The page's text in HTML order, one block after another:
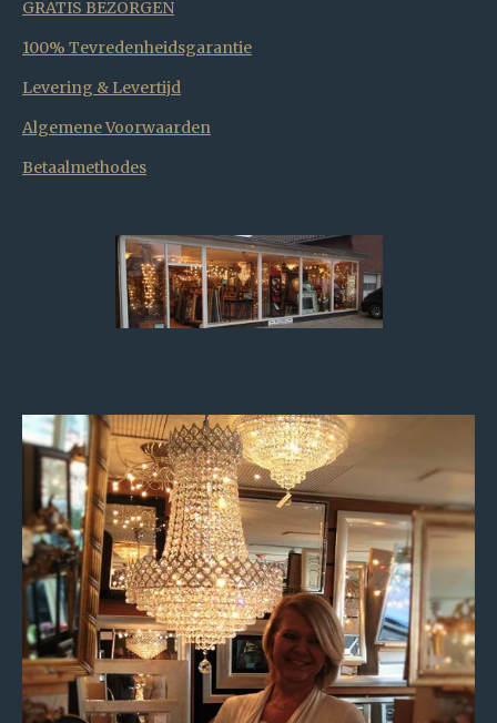
GRATIS BEZORGEN
100% Tevredenheidsgarantie
Levering & Levertijd
Algemene Voorwaarden
Betaalmethodes